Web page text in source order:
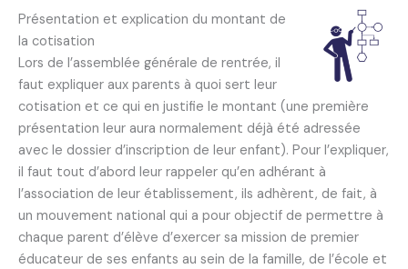
Présentation et explication du montant de
la cotisation
Lors de l’assemblée générale de rentrée, il
faut expliquer aux parents à quoi sert leur
cotisation et ce qui en justifie le montant (une première
présentation leur aura normalement déjà été adressée
avec le dossier d’inscription de leur enfant). Pour l’expliquer,
il faut tout d’abord leur rappeler qu’en adhérant à
l’association de leur établissement, ils adhèrent, de fait, à
un mouvement national qui a pour objectif de permettre à
chaque parent d’élève d’exercer sa mission de premier
éducateur de ses enfants au sein de la famille, de l’école et